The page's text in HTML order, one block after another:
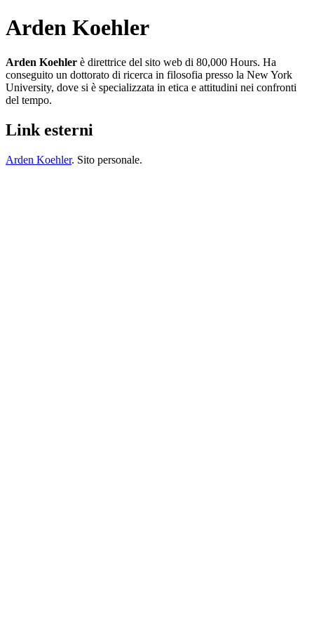
Arden Koehler
Arden Koehler è direttrice del sito web di 80,000 Hours. Ha
conseguito un dottorato di ricerca in filosofia presso la New York
University, dove si è specializzata in etica e attitudini nei confronti
del tempo.
Link esterni
Arden Koehler. Sito personale.